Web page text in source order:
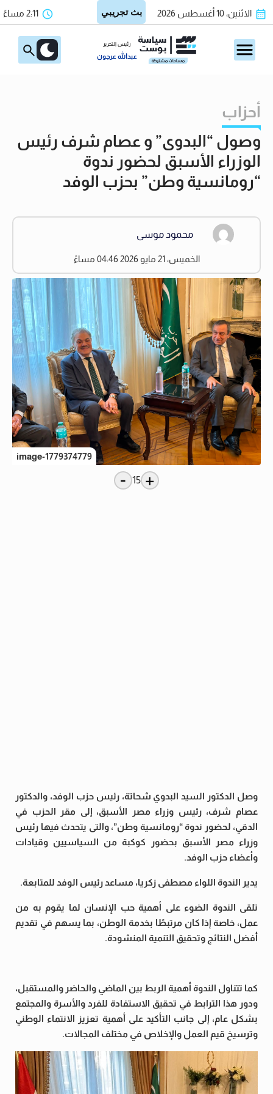
الاثنين، 10 أغسطس 2026 2:11 مساءً
رئيس التحرير
عبدالله عرجون
أحزاب
وصول “البدوى” و عصام شرف رئيس
الوزراء الأسبق لحضور ندوة
“رومانسية وطن” بحزب الوفد
محمود موسى
الخميس، 21 مايو 2026 04:46 مساءً
image-1779374779
+
15
-
وصل الدكتور السيد البدوي شحاتة، رئيس حزب الوفد، والدكتور
عصام شرف، رئيس وزراء مصر الأسبق، إلى مقر الحزب في
الدقي، لحضور ندوة “رومانسية وطن”، والتى يتحدث فيها رئيس
وزراء مصر الأسبق بحضور كوكبة من السياسيين وقيادات
وأعضاء حزب الوفد.
يدير الندوة اللواء مصطفى زكريا، مساعد رئيس الوفد للمتابعة.
تلقى الندوة الضوء على أهمية حب الإنسان لما يقوم به من
عمل، خاصة إذا كان مرتبطًا بخدمة الوطن، بما يسهم في تقديم
أفضل النتائج وتحقيق التنمية المنشودة.
كما تتناول الندوة أهمية الربط بين الماضي والحاضر والمستقبل،
ودور هذا الترابط في تحقيق الاستفادة للفرد والأسرة والمجتمع
بشكل عام، إلى جانب التأكيد على أهمية تعزيز الانتماء الوطني
وترسيخ قيم العمل والإخلاص في مختلف المجالات.